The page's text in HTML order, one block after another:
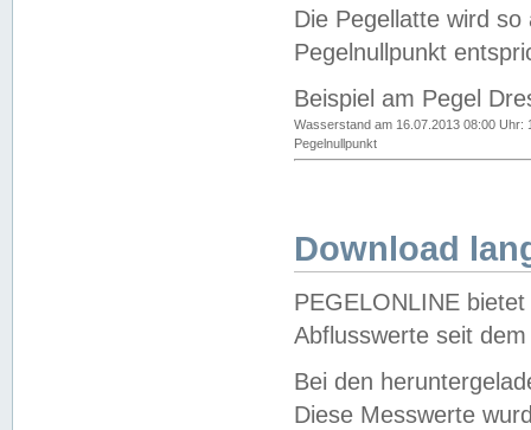
Die Pegellatte wird
Pegelnullpunkt
Beispiel am Pegel
Wasserstand am 16.07.2013 08:00 Uhr:
Pegelnullpunkt
Download
PEGELONLINE
Abflusswerte seit
Bei den
Diese Messwerte